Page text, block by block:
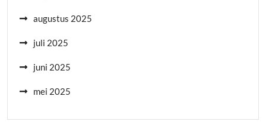
augustus 2025
juli 2025
juni 2025
mei 2025